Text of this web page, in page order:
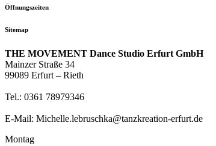
Öffnungszeiten
Sitemap
THE MOVEMENT Dance Studio Erfurt GmbH
Mainzer Straße 34
99089 Erfurt – Rieth
Tel.: 0361 78979346
E-Mail: Michelle.lebruschka@tanzkreation-erfurt.de
Montag